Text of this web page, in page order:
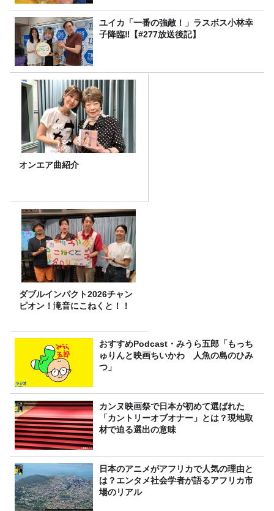
ユイカ「一番の強敵！」ラスボス小林幸
子降臨‼【#277放送後記】
オンエア曲紹介
ダブルインパクト2026チャン
ピオン！滝音にこねくと！！
おすすめPodcast・みうら五郎「もっち
ゅりんと映画ちいかわ 人魚の島のひみ
つ」
カンヌ映画祭で日本が初めて選ばれた
「カントリーオブオナー」とは？現地取
材で迫る選出の意味
日本のアニメがアフリカで人気の理由と
は？エンタメ社会学者が語るアフリカ市
場のリアル